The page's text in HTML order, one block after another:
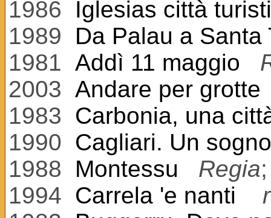
1986 Iglesias città
1989 Da Palau a
1981 Addì 11 maggio
2003 Andare per grotte
1983 Carbonia, una
1990 Cagliari. Un
1988 Montessu Regia;
1994 Carrela 'e nanti